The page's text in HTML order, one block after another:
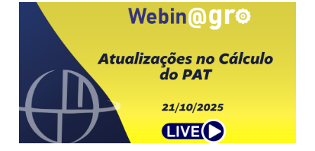
18/11/2025 cursos